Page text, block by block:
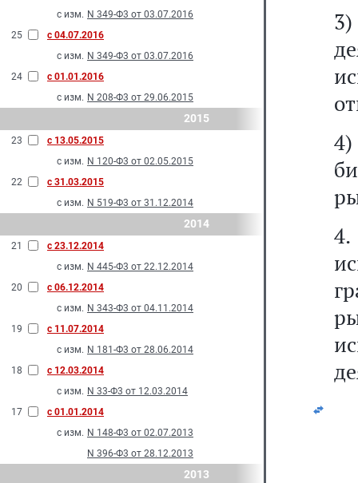
с изм. N 349-Ф3 от 03.07.2016
25
с 04.07.2016
с изм. N 349-Ф3 от 03.07.2016
24
с 01.01.2016
с изм. N 208-Ф3 от 29.06.2015
2015
23
с 13.05.2015
с изм. N 120-Ф3 от 02.05.2015
22
с 31.03.2015
с изм. N 519-Ф3 от 31.12.2014
2014
21
с 23.12.2014
с изм. N 445-Ф3 от 22.12.2014
20
с 06.12.2014
с изм. N 343-Ф3 от 04.11.2014
19
с 11.07.2014
с изм. N 181-Ф3 от 28.06.2014
18
с 12.03.2014
с изм. N 33-Ф3 от 12.03.2014
17
с 01.01.2014
с изм. N 148-Ф3 от 02.07.2013
N 396-Ф3 от 28.12.2013
2013
4.